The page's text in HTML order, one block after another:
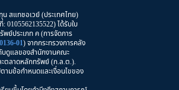
สแทชอเวย์ (ประเทศไทย)
0105562135522) ได้รับใบ
ย์ประเภท ค (การจัดการ
01) จากกระทรวงการคลัง
บดูแลของสำนักงานคณะ
ตลาดหลักทรัพย์ (ก.ล.ต.).
ตามข้อกำหนดและเงื่อนไขของ